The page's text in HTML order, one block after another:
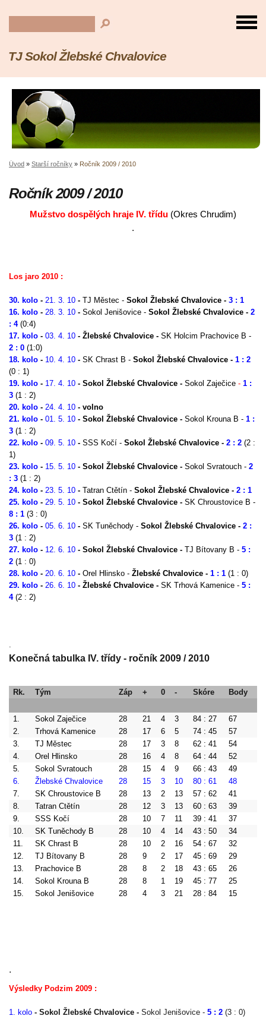
TJ Sokol Žlebské Chvalovice
Úvod » Starší ročníky » Ročník 2009 / 2010
Ročník 2009 / 2010
Mužstvo dospělých hraje IV. třídu (Okres Chrudim)
.
Los jaro 2010 :
30. kolo - 21. 3. 10 - TJ Městec - Sokol Žlebské Chvalovice - 3 : 1
16. kolo - 28. 3. 10 - Sokol Jenišovice - Sokol Žlebské Chvalovice - 2
: 4(0:4)
17. kolo - 03. 4. 10 - Žlebské Chvalovice - SK Holcim Prachovice B -
2 : 0 (1:0)
18. kolo - 10. 4. 10 - SK Chrast B - Sokol Žlebské Chvalovice - 1 : 2
(0 : 1)
19. kolo - 17. 4. 10 - Sokol Žlebské Chvalovice - Sokol Zaječice - 1 :
3 (1 : 2)
20. kolo - 24. 4. 10 - volno
21. kolo - 01. 5. 10 - Sokol Žlebské Chvalovice - Sokol Krouna B - 1 :
3 (1 : 2)
22. kolo - 09. 5. 10 - SSS Kočí - Sokol Žlebské Chvalovice - 2 : 2 (2 :
1)
23. kolo - 15. 5. 10 - Sokol Žlebské Chvalovice - Sokol Svratouch - 2
: 3 (1 : 2)
24. kolo - 23. 5. 10 - Tatran Ctětín - Sokol Žlebské Chvalovice - 2 : 1
25. kolo - 29. 5. 10 - Sokol Žlebské Chvalovice - SK Chroustovice B -
8 : 1 (3 : 0)
26. kolo - 05. 6. 10 - SK Tuněchody - Sokol Žlebské Chvalovice - 2 :
3 (1 : 2)
27. kolo - 12. 6. 10 - Sokol Žlebské Chvalovice - TJ Bítovany B - 5 :
2 (1 : 0)
28. kolo - 20. 6. 10 - Orel Hlinsko - Žlebské Chvalovice - 1 : 1 (1 : 0)
29. kolo - 26. 6. 10 - Žlebské Chvalovice - SK Trhová Kamenice - 5 :
4(2 : 2)
.
Konečná tabulka IV. třídy - ročník 2009 / 2010
Rk. Tým Záp + 0 - Skóre Body
1. Sokol Zaječice 28 21 4 3 84 : 27 67
2.
Trhová Kamenice 28 17 6 5 74 : 45 57
3.
TJ Městec 28 17 3 8 62 : 41 54
4.
Orel Hlinsko 28 16 4 8 64 : 44 52
5.
Sokol Svratouch 28 15 4 9 66 : 43 49
6.
Žlebské Chvalovice 28 15 3 10 80 : 61 48
7.
SK Chroustovice B 28 13 2 13 57 : 62 41
8.
Tatran Ctětín 28 12 3 13 60 : 63 39
9.
SSS Kočí 28 10 7 11 39 : 41 37
10.
SK Tuněchody B 28 10 4 14 43 : 50 34
11.
SK Chrast B 28 10 2 16 54 : 67 32
12.
TJ Bítovany B 28 9 2 17 45 : 69 29
13.
Prachovice B 28 8 2 18 43 : 65 26
14.
Sokol Krouna B 28 8 1 19 45 : 77 25
15.
Sokol Jenišovice 28 4 3 21 28 : 84 15
.
Výsledky Podzim 2009 :
1. kolo - Sokol Žlebské Chvalovice - Sokol Jenišovice - 5 : 2 (3 : 0)